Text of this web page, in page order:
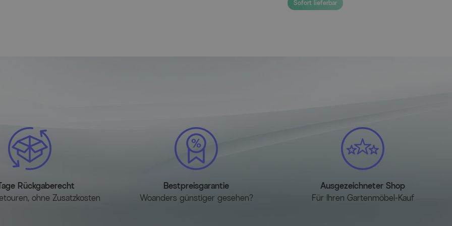
Sofort lieferbar
Rückgaberecht
ohne Zusatzkosten
Bestpreisgarantie
Woanders günstiger gesehen?
Ausgezeichneter Shop
Für Ihren Gartenmöbel-Kauf